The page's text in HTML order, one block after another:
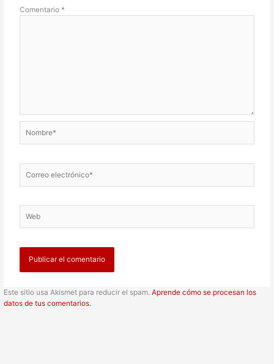
Comentario *
electrónico*
Este sitio usa Akismet para reducir el spam.Aprende cómo se procesan los
datos de tus comentarios.